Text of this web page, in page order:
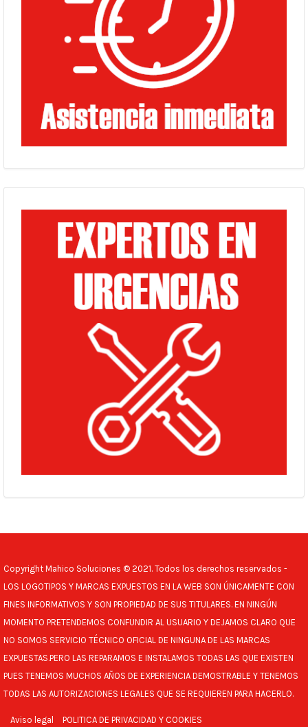
Copyright Mahico Soluciones © 2021. Todos los derechos reservados -
LOS LOGOTIPOS Y MARCAS EXPUESTOS EN LA WEB SON ÚNICAMENTE CON
FINES INFORMATIVOS Y SON PROPIEDAD DE SUS TITULARES. EN NINGÚN
MOMENTO PRETENDEMOS CONFUNDIR AL USUARIO Y DEJAMOS CLARO QUE
NO SOMOS SERVICIO TÉCNICO OFICIAL DE NINGUNA DE LAS MARCAS
EXPUESTAS.PERO LAS REPARAMOS E INSTALAMOS TODAS LAS QUE EXISTEN
PUES TENEMOS MUCHOS AÑOS DE EXPERIENCIA DEMOSTRABLE Y TENEMOS
TODAS LAS AUTORIZACIONES LEGALES QUE SE REQUIEREN PARA HACERLO.
Aviso legal POLITICA DE PRIVACIDAD Y COOKIES